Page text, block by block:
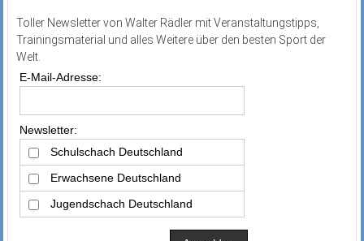
Toller Newsletter von Walter Rädler mit Veranstaltungstipps,
Trainingsmaterial und alles Weitere über den besten Sport der
Welt.
E-Mail-Adresse:
Newsletter:
Schulschach Deutschland
Erwachsene Deutschland
Jugendschach Deutschland